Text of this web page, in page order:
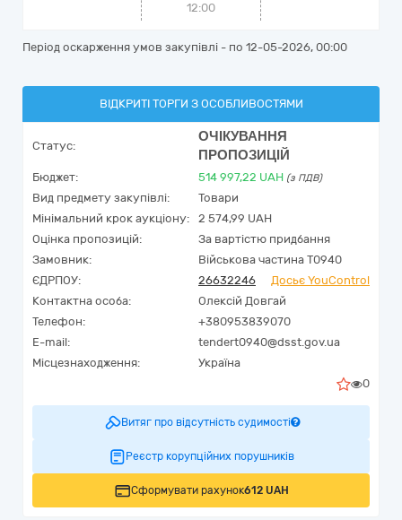
12:00
Період оскарження умов закупівлі - по 12-05-2026, 00:00
ВІДКРИТІ ТОРГИ З ОСОБЛИВОСТЯМИ
Статус:
ОЧІКУВАННЯ
ПРОПОЗИЦІЙ
Бюджет: 514 997,22 UAH (з ПДВ)
Вид предмету закупівлі:
Товари
Мінімальний крок аукціону:
2 574,99 UAH
Оцінка пропозицій:
За вартістю придбання
Замовник:
Військова частина Т0940
ЄДРПОУ:
26632246
Досьє YouControl
Контактна особа:
Олексій Довгай
Телефон:
+380953839070
E-mail:
tendert0940@dsst.gov.ua
Місцезнаходження:
Україна
0
Витяг про відсутність судимості
Реєстр корупційних порушників
Сформувати рахунок612 UAH